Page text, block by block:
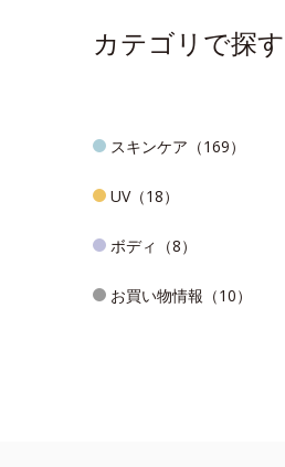
カテゴリで探す
スキンケア（169）
UV（18）
ボディ（8）
お買い物情報（10）